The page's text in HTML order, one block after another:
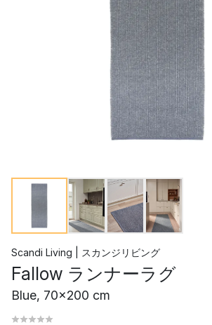
Scandi Living | スカンジリビング
Fallow ランナーラグ
Blue, 70x200 cm